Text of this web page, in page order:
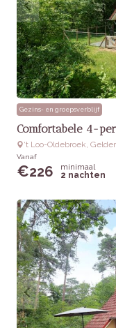
Gezins- en groepsverblijf
Comfortabele 4-
‘t Loo-Oldebroek,
Vanaf
€226
minimaal
2 nachten